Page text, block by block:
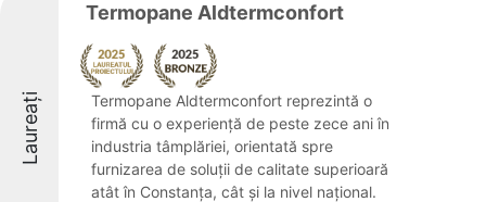
Laureați
Termopane Aldtermconfort
Termopane Aldtermconfort reprezintă o
firmă cu o experiență de peste zece ani în
industria tâmplăriei, orientată spre
furnizarea de soluții de calitate superioară
atât în Constanța, cât și la nivel național.